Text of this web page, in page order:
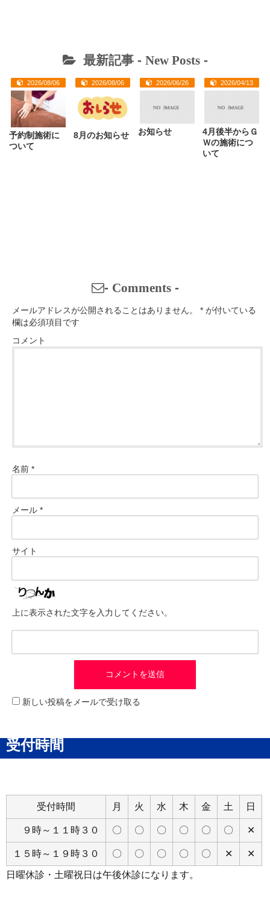
最新記事 - New Posts-
2026/08/06
予約制施術に
ついて
2026/08/06
8月のお知らせ
2026/06/26
お知らせ
2026/04/13
4月後半からＧ
Ｗの施術につ
いて
- Comments-
メールアドレスが公開されることはありません。 * が付いている
欄は必須項目です
コメント
名前 *
メール *
サイト
上に表示された文字を入力してください。
新しい投稿をメールで受け取る
受付時間
受付時間 月 火 水 木 金 土 日
９時～１１時３０ 〇 〇 〇 〇 〇 〇 ✕
１５時～１９時３０ 〇 〇 〇 〇 〇 ✕ ✕
日曜休診・土曜祝日は午後休診になります。